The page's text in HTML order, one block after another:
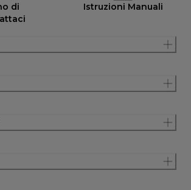
di
Istruzioni Manuali